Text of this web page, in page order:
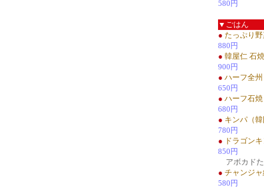
580円
▼ごはん
● たっぷり
880円
● 韓屋仁 石
900円
● ハーフ全
650円
● ハーフ石
680円
● キンパ（
780円
● ドラゴン
850円
アボカド
● チャンジ
580円